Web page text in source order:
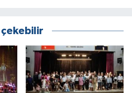
çekebilir